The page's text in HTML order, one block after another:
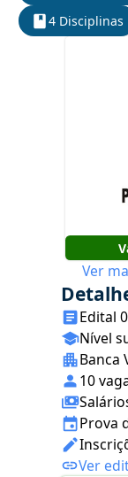
4 Disciplinas
Ver
Edital
Nível
Banca
10
Prova
Ver